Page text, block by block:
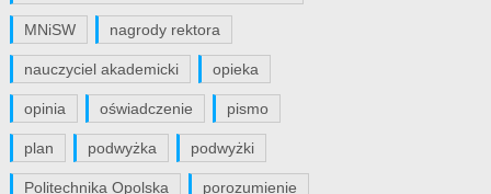
MNiSW nagrody rektora
nauczyciel akademicki opieka
opinia oświadczenie pismo
plan podwyżka podwyżki
Politechnika Opolska porozumienie